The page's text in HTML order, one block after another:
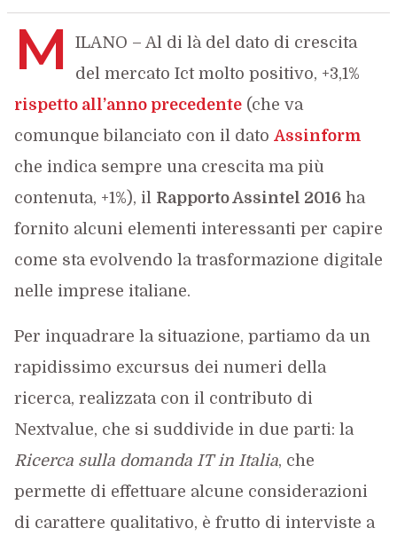
M
ILANO – Al di là del dato di crescita
del mercato Ict molto positivo, +3,1%
rispetto all’anno precedente(che va
comunque bilanciato con il dato Assinform
che indica sempre una crescita ma più
contenuta, +1%), il Rapporto Assintel 2016ha
fornito alcuni elementi interessanti per capire
come sta evolvendo la trasformazione digitale
nelle imprese italiane.
Per inquadrare la situazione, partiamo da un
rapidissimo excursus dei numeri della
ricerca, realizzata con il contributo di
Nextvalue, che si suddivide in due parti: la
Ricerca sulla domanda IT in Italia, che
permette di effettuare alcune considerazioni
di carattere qualitativo, è frutto di interviste a